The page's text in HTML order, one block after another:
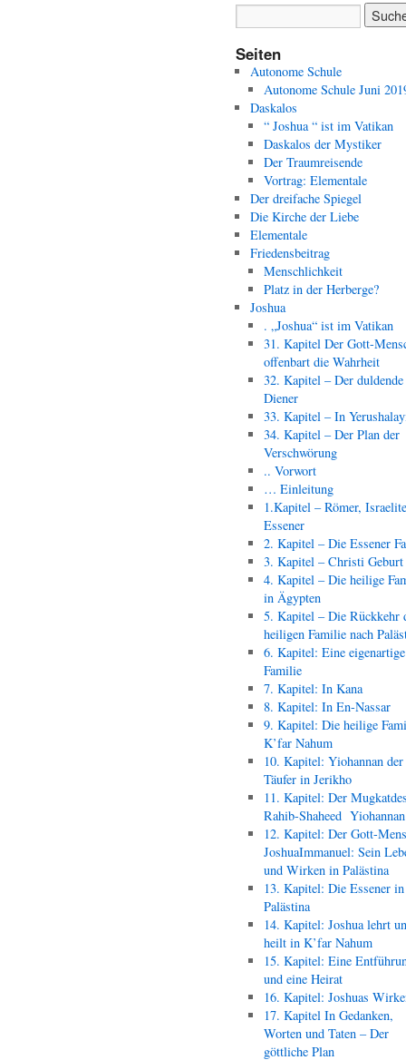
Seiten
Autonome Schule
Autonome Schule Juni
Daskalos
“ Joshua “ ist im Vatikan
Daskalos der Mystiker
Der Traumreisende
Vortrag: Elementale
Der dreifache Spiegel
Die Kirche der Liebe
Elementale
Friedensbeitrag
Menschlichkeit
Platz in der Herberge?
Joshua
. „Joshua“ ist im Vatikan
31. Kapitel Der Gott-
offenbart die Wahrheit
32. Kapitel – Der duldende
Diener
33. Kapitel – In
34. Kapitel – Der Plan der
Verschwörung
.. Vorwort
… Einleitung
1.Kapitel – Römer,
Essener
2. Kapitel – Die Essener
3. Kapitel – Christi Geburt
4. Kapitel – Die heilige
in Ägypten
5. Kapitel – Die Rückkehr
heiligen Familie nach
6. Kapitel: Eine eigenartige
Familie
7. Kapitel: In Kana
8. Kapitel: In En-Nassar
9. Kapitel: Die heilige
K’far Nahum
10. Kapitel: Yiohannan der
Täufer in Jerikho
11. Kapitel: Der
Rahib-Shaheed
12. Kapitel: Der Gott-
JoshuaImmanuel: Sein
und Wirken in Palästina
13. Kapitel: Die Essener in
Palästina
14. Kapitel: Joshua lehrt
heilt in K’far Nahum
15. Kapitel: Eine
und eine Heirat
16. Kapitel: Joshuas
17. Kapitel In Gedanken,
Worten und Taten – Der
göttliche Plan